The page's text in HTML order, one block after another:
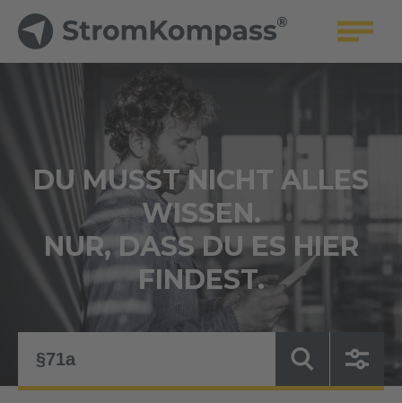
DU MUSST NICHT ALLES
WISSEN.
NUR, DASS DU ES HIER
FINDEST.